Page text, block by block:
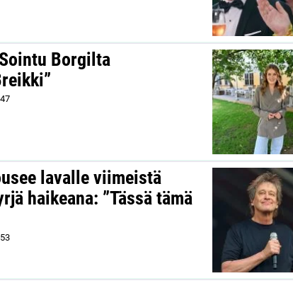
Borgilta
lavalle viimeistä
haikeana: ”Tässä tämä